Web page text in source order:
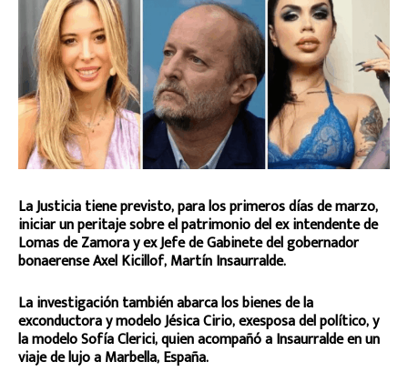
La Justicia tiene previsto, para los primeros días de marzo,
iniciar un peritaje sobre el patrimonio del ex intendente de
Lomas de Zamora y ex Jefe de Gabinete del gobernador
bonaerense Axel Kicillof, Martín Insaurralde.
La investigación también abarca los bienes de la
exconductora y modelo Jésica Cirio, exesposa del político, y
la modelo Sofía Clerici, quien acompañó a Insaurralde en un
viaje de lujo a Marbella, España.